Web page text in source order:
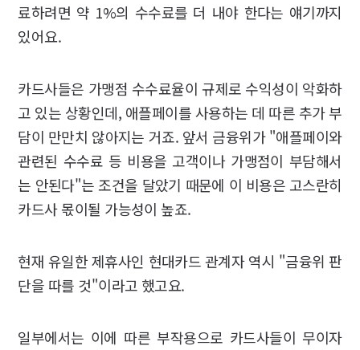
료하려면 약 1%의 수수료를 더 내야 한다는 얘기까지
있어요.
카드사들은 가맹점 수수료율이 규제로 수익성이 악화하
고 있는 상황인데, 애플페이를 사용하는 데 따른 추가 부
담이 만만치 않아지는 거죠. 앞서 금융위가 "애플페이와
관련된 수수료 등 비용을 고객이나 가맹점이 부담해서
는 안된다"는 조건을 달았기 때문에 이 비용은 고스란히
카드사 몫이될 가능성이 높죠.
현재 유일한 제휴사인 현대카드 관계자 역시 "금융위 판
단을 따를 것"이라고 했고요.
일부에서는 이에 따른 부작용으로 카드사들이 무이자